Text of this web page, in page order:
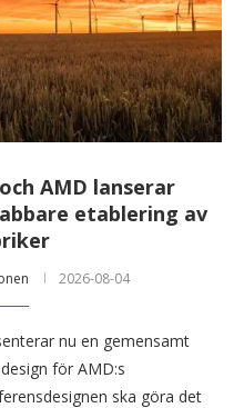
AMD lanserar
etablering av
2026-08-04
nu en gemensamt
för AMD:s
ska göra det